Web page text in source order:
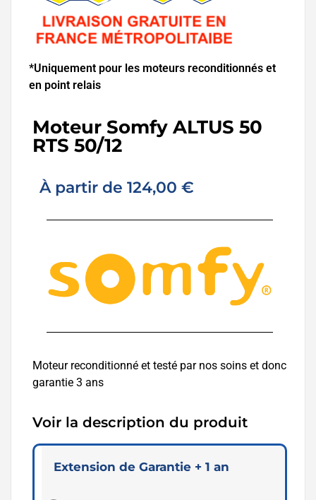
*Uniquement pour les moteurs reconditionnés et
en point relais
Moteur Somfy ALTUS 50
RTS 50/12
À partir de 124,00 €
Moteur reconditionné et testé par nos soins et donc
garantie 3 ans
Voir la description du produit
Extension de Garantie + 1 an